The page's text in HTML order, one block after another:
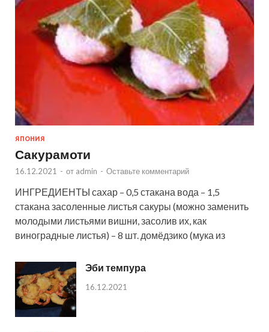
ЯПОНИЯ
Сакурамоти
16.12.2021 - от admin - Оставьте комментарий
ИНГРЕДИЕНТЫ сахар – 0,5 стакана вода – 1,5
стакана засоленные листья сакуры (можно заменить
молодыми листьями вишни, засолив их, как
виноградные листья) – 8 шт. домёдзико (мука из
Эби темпура
16.12.2021